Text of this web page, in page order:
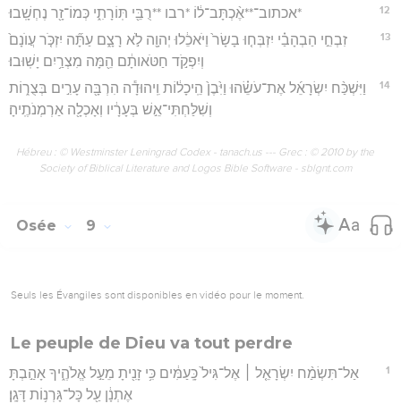
12 *אכתוב־**אֶ֨כְתָּב־ל֔וֹ *רבו **רֻבֵּ֖י תּֽוֹרָתִ֑י כְּמוֹ־זָ֖ר נֶחְשָֽׁבוּ׃
13
זִבְחֵ֣י הַבְהָבַ֗י יִזְבְּח֤וּ בָשָׂר֙ וַיֹּאכֵ֔לוּ יְהוָ֖ה לֹ֣א רָצָ֑ם עַתָּ֞ה יִזְכֹּ֤ר עֲוֺנָם֙
וְיִפְקֹ֣ד חַטֹּאותָ֔ם הֵ֖מָּה מִצְרַ֥יִם יָשֽׁוּבוּ׃
14
וַיִּשְׁכַּ֨ח יִשְׂרָאֵ֜ל אֶת־עֹשֵׂ֗הוּ וַיִּ֙בֶן֙ הֵֽיכָל֔וֹת וִֽיהוּדָ֕ה הִרְבָּ֖ה עָרִ֣ים בְּצֻר֑וֹת
וְשִׁלַּחְתִּי־אֵ֣שׁ בְּעָרָ֔יו וְאָכְלָ֖ה אַרְמְנֹתֶֽיהָ׃
Hébreu : © Westminster Leningrad Codex - tanach.us --- Grec : © 2010 by the
Society of Biblical Literature and Logos Bible Software - sblgnt.com
Osée 9
Seuls les Évangiles sont disponibles en vidéo pour le moment.
Le peuple de Dieu va tout perdre
1
אַל־תִּשְׂמַ֨ח יִשְׂרָאֵ֤ל ׀ אֶל־גִּיל֙ כָּֽעַמִּ֔ים כִּ֥י זָנִ֖יתָ מֵעַ֣ל אֱלֹהֶ֑יךָ אָהַ֣בְתָּ
אֶתְנָ֔ן עַ֖ל כָּל־גָּרְנ֥וֹת דָּגָֽן׃